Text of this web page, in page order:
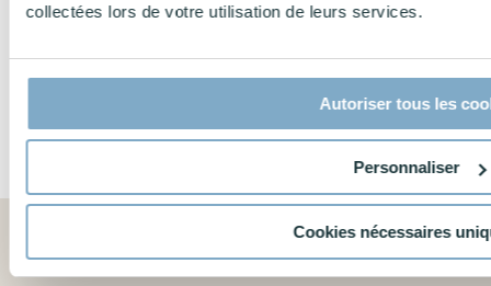
collectées lors de votre utilisation de leurs services.
Autoriser tous les
Personnaliser
Cookies nécessaires
Content marketing, c'est quoi et à quoi ça sert ?
5 minutes
Google
de 56,8 %
5
☕